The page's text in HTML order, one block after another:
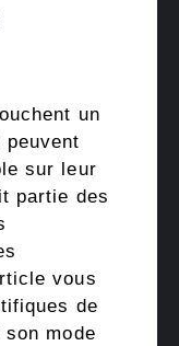
un
peuvent
sur leur
partie des
vous
de
mode